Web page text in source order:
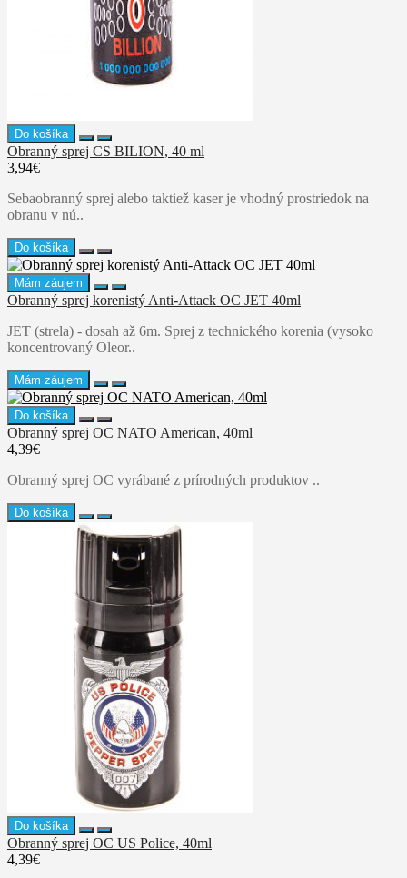
Do košíka
Obranný sprej CS BILION, 40 ml
3,94€
Sebaobranný sprej alebo taktiež kaser je vhodný prostriedok na
obranu v nú..
Do košíka
Mám záujem
Obranný sprej korenistý Anti-Attack OC JET 40ml
JET (strela) - dosah až 6m. Sprej z technického korenia (vysoko
koncentrovaný Oleor..
Mám záujem
Do košíka
Obranný sprej OC NATO American, 40ml
4,39€
Obranný sprej OC vyrábané z prírodných produktov ..
Do košíka
Do košíka
Obranný sprej OC US Police, 40ml
4,39€